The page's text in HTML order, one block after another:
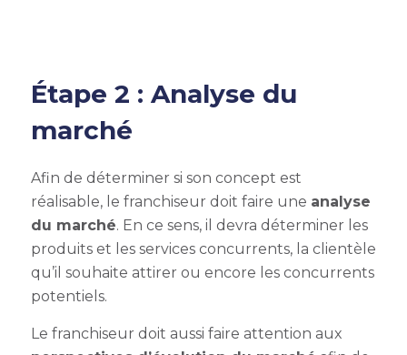
Étape 2 : Analyse du
marché
Afin de déterminer si son concept est
réalisable, le franchiseur doit faire une analyse
du marché. En ce sens, il devra déterminer les
produits et les services concurrents, la clientèle
qu’il souhaite attirer ou encore les concurrents
potentiels.
Le franchiseur doit aussi faire attention aux